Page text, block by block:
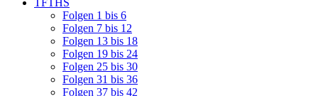
TFTHS
Folgen 1 bis 6
Folgen 7 bis 12
Folgen 13 bis 18
Folgen 19 bis 24
Folgen 25 bis 30
Folgen 31 bis 36
Folgen 37 bis 42